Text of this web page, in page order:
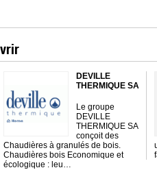
DEVILLE
THERMIQUE SA
Le groupe
DEVILLE
THERMIQUE SA
conçoit des
Chaudières à granulés de bois.
Chaudières bois Economique et
écologique : leu…